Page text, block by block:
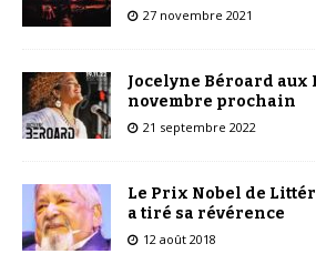
27 novembre 2021
Jocelyne Béroard aux
novembre prochain
21 septembre 2022
Le Prix Nobel de
a tiré sa révérence
12 août 2018